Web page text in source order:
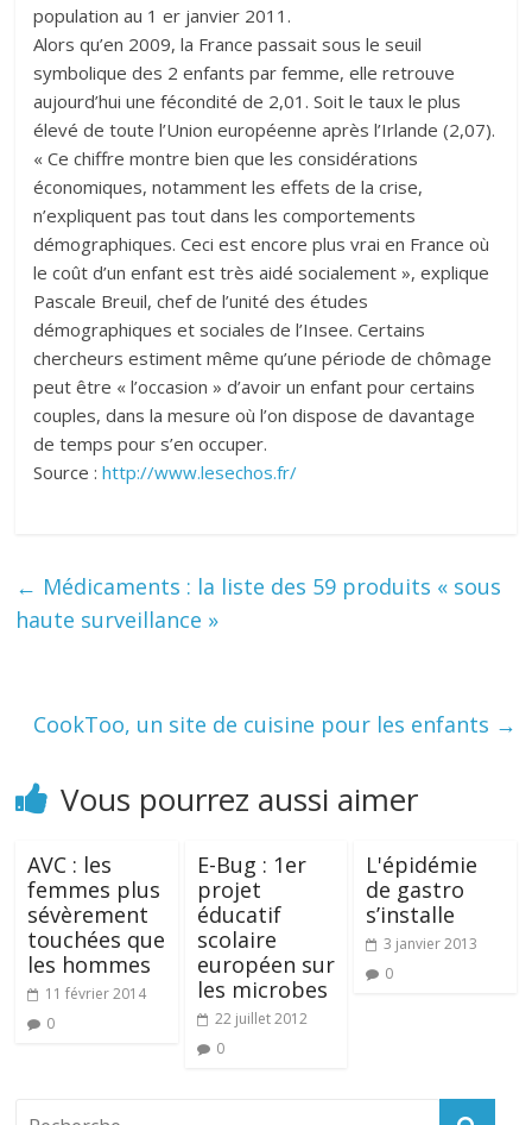
population au 1 er janvier 2011.
Alors qu’en 2009, la France passait sous le seuil
symbolique des 2 enfants par femme, elle retrouve
aujourd’hui une fécondité de 2,01. Soit le taux le plus
élevé de toute l’Union européenne après l’Irlande (2,07).
« Ce chiffre montre bien que les considérations
économiques, notamment les effets de la crise,
n’expliquent pas tout dans les comportements
démographiques. Ceci est encore plus vrai en France où
le coût d’un enfant est très aidé socialement », explique
Pascale Breuil, chef de l’unité des études
démographiques et sociales de l’Insee. Certains
chercheurs estiment même qu’une période de chômage
peut être « l’occasion » d’avoir un enfant pour certains
couples, dans la mesure où l’on dispose de davantage
de temps pour s’en occuper.
Source :http://www.lesechos.fr/
← Médicaments : la liste des 59 produits « sous
haute surveillance »
CookToo, un site de cuisine pour les enfants →
Vous pourrez aussi aimer
AVC : les
femmes plus
sévèrement
touchées que
les hommes
11 février 2014
0
E-Bug : 1er
projet
éducatif
scolaire
européen sur
les microbes
22 juillet 2012
0
L'épidémie
de gastro
s’installe
3 janvier 2013
0